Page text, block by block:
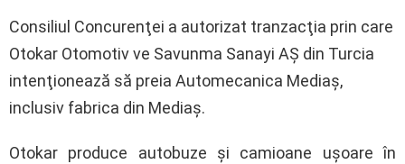
Consiliul Concurenţei a autorizat tranzacţia prin care
Otokar Otomotiv ve Savunma Sanayi AŞ din Turcia
intenţionează să preia Automecanica Mediaş,
inclusiv fabrica din Mediaş.
Otokar produce autobuze şi camioane uşoare în